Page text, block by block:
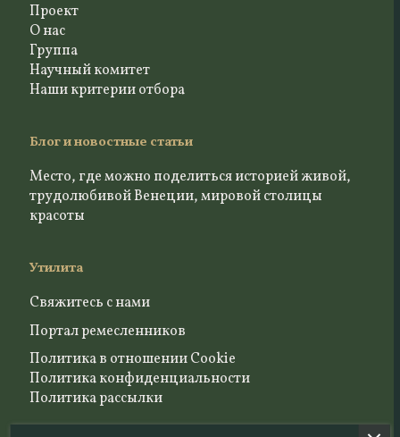
Проект
О нас
Группа
Научный комитет
Наши критерии отбора
Блог и новостные статьи
Место, где можно поделиться историей живой,
трудолюбивой Венеции, мировой столицы
красоты
Утилита
Свяжитесь с нами
Портал ремесленников
Политика в отношении Cookie
Политика конфиденциальности
Политика рассылки